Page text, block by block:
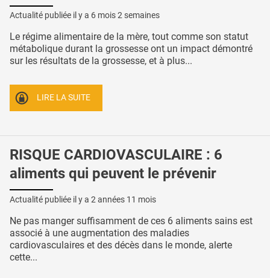
Actualité publiée il y a 6 mois 2 semaines
Le régime alimentaire de la mère, tout comme son statut
métabolique durant la grossesse ont un impact démontré
sur les résultats de la grossesse, et à plus...
LIRE LA SUITE
RISQUE CARDIOVASCULAIRE : 6
aliments qui peuvent le prévenir
Actualité publiée il y a 2 années 11 mois
Ne pas manger suffisamment de ces 6 aliments sains est
associé à une augmentation des maladies
cardiovasculaires et des décès dans le monde, alerte
cette...